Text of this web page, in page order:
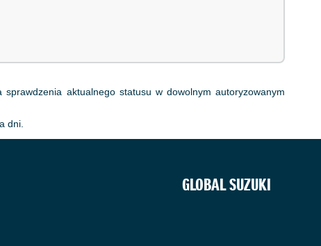
aktualnego statusu w dowolnym autoryzowanym
dni.
GLOBAL SUZUKI